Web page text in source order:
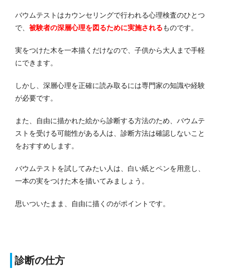
バウムテストはカウンセリングで行われる心理検査のひとつ
で、 被験者の深層心理を図るために実施されるものです。
実をつけた木を一本描くだけなので、子供から大人まで手軽
にできます。
しかし、深層心理を正確に読み取るには専門家の知識や経験
が必要です。
また、自由に描かれた絵から診断する方法のため、バウムテ
ストを受ける可能性がある人は、診断方法は確認しないこと
をおすすめします。
バウムテストを試してみたい人は、白い紙とペンを用意し、
一本の実をつけた木を描いてみましょう。
思いついたまま、自由に描くのがポイントです。
診断の仕方